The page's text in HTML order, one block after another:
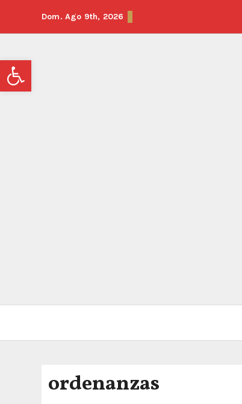
Dom. Ago 9th, 2026
ordenanzas
Abrir barra de herramientas